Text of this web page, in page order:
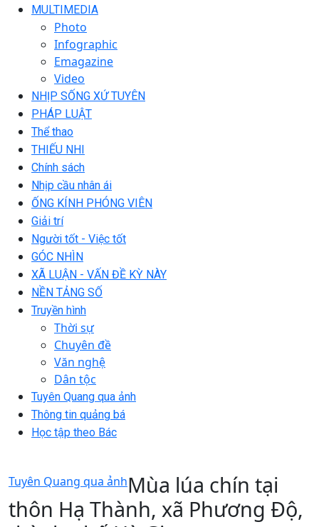
MULTIMEDIA
Photo
Infographic
Emagazine
Video
NHỊP SỐNG XỨ TUYÊN
PHÁP LUẬT
Thể thao
THIẾU NHI
Chính sách
Nhịp cầu nhân ái
ỐNG KÍNH PHÓNG VIÊN
Giải trí
Người tốt - Việc tốt
GÓC NHÌN
XÃ LUẬN - VẤN ĐỀ KỲ NÀY
NỀN TẢNG SỐ
Truyền hình
Thời sự
Chuyên đề
Văn nghệ
Dân tộc
Tuyên Quang qua ảnh
Thông tin quảng bá
Học tập theo Bác
Tuyên Quang qua ảnhMùa lúa chín tại
thôn Hạ Thành, xã Phương Độ,